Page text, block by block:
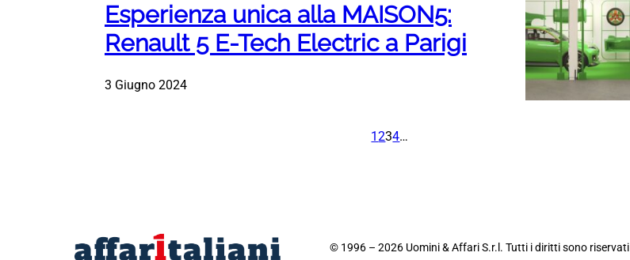
Esperienza unica alla MAISON5:
Renault 5 E-Tech Electric a Parigi
3 Giugno 2024
1234…
© 1996 – 2026 Uomini & Affari S.r.l. Tutti i diritti sono riservati